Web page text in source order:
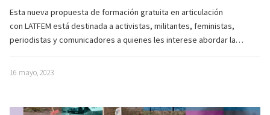
Esta nueva propuesta de formación gratuita en articulación
con LATFEM está destinada a activistas, militantes, feministas,
periodistas y comunicadores a quienes les interese abordar la…
16 mayo, 2023